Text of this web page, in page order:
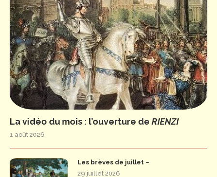
La vidéo du mois : l’ouverture de RIENZI
1 août 2026
Les brèves de juillet –
29 juillet 2026